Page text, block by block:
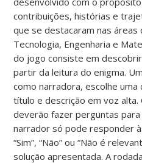
contribuições, histórias e
que se destacaram nas áreas
Tecnologia, Engenharia e
do jogo consiste em
partir da leitura do enigma.
como narradora, escolhe uma
título e descrição em voz
deverão fazer perguntas
narrador só pode responder
“Sim”, “Não” ou “Não é
solução apresentada. A